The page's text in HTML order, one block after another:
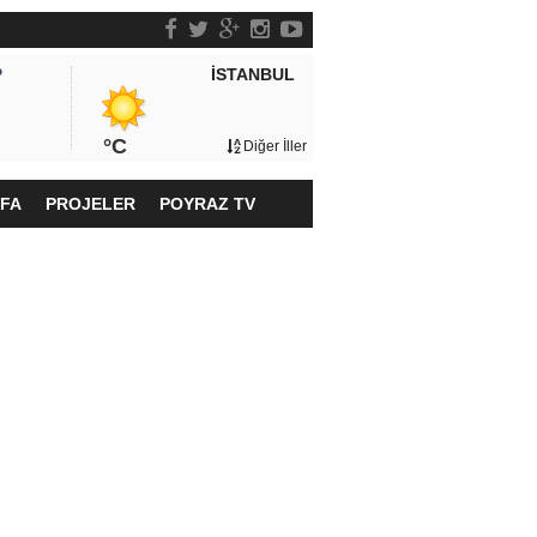
İSTANBUL
°C Diğer İller
PROJELER POYRAZ TV